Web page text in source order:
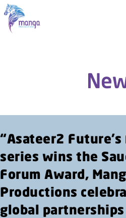
“Asateer2
series wins the
Forum Award,
Productions
global